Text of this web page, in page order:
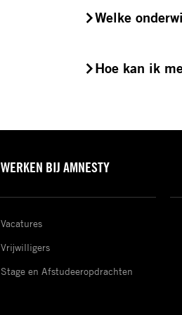
Welke
Hoe kan ik
WERKEN BIJ AMNESTY
Vacatures
Vrijwilligers
Stage en Afstudeeropdrachten